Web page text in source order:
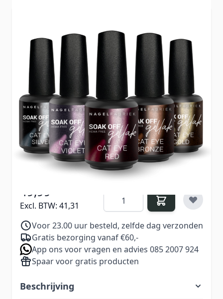
Glanzende metallics met een magnetische
lichtstreep en een opvallende, “glowing” diepte:
met de Gellak Glowing Cat Eye Collection
laat
je elke manicure oplichten.
Voor maximale gloed breng je de Cat Eye aan
over 'Gellak Black Jack'en vorm je de
lichtstreep (of andere vorm) met eenmagneet.
€ 69,95
Excl. BTW:€ 57,81
49,99
Excl. BTW: 41,31
Aantal
Voor 23.00 uur besteld, zelfde dag verzonden
Gratis bezorging vanaf €60,-
App ons voor vragen en advies 085 2007 924
Spaar voor gratis producten
Beschrijving